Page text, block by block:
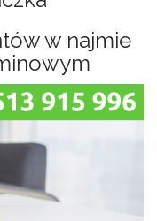
w najmie